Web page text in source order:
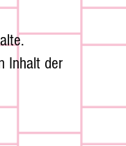
Inhalt der